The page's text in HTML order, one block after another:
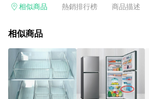
4. 不具回饋資格種類商品：電子禮券。 5. 回饋
錄，相關問題請於保留時間內聯絡客服中心，並
提供簡單、快速、輕鬆的購物流程及體驗，將
話題性或期間限定商品來滿足您的喜好。
相似商品 熱銷排行榜 商品描述
相似商品